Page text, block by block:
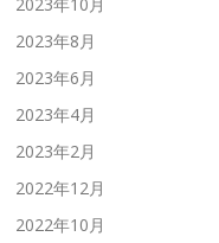
2023年8月
2023年6月
2023年4月
2023年2月
2022年12月
2022年10月